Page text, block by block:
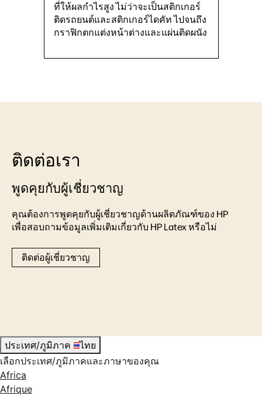
ที่ให้ผลกําไรสูง ไม่ว่าจะเป็นสติกเกอร์
ติดรถยนต์และสติกเกอร์ไดคัท ไปจนถึง
กราฟิกตกแต่งหน้าต่างและแผ่นติดผนัง
ติดต่อเรา
พูดคุยกับผู้เชี่ยวชาญ
คุณต้องการพูดคุยกับผู้เชี่ยวชาญด้านผลิตภัณฑ์ของ HP
เพื่อสอบถามข้อมูลเพิ่มเติมเกี่ยวกับ HP Latex หรือไม่
ติดต่อผู้เชี่ยวชาญ
ประเทศ/ภูมิภาค
ไทย
เลือกประเทศ/ภูมิภาคและภาษาของคุณ
Africa
Afrique